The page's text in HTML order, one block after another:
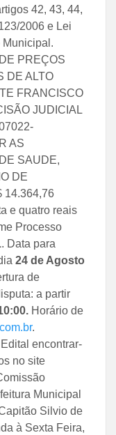
42, 43, 44,
2006 e Lei
Municipal.
PREÇOS
DE ALTO
FRANCISCO
JUDICIAL
AS
SAUDE,
DE
14.364,76
e quatro reais
Processo
. Data para
24 de Agosto
de
a partir
. Horário de
.
encontrar-
no site
Municipal
Silvio de
à Sexta Feira,